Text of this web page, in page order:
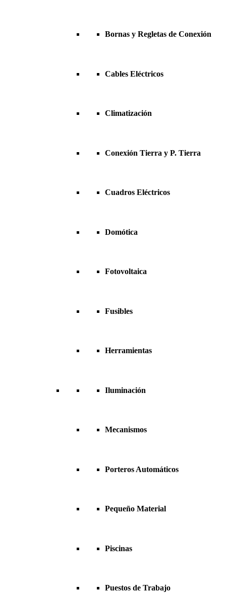
Bornas y Regletas de Conexión
Cables Eléctricos
Climatización
Conexión Tierra y P. Tierra
Cuadros Eléctricos
Domótica
Fotovoltaica
Fusibles
Herramientas
Iluminación
Mecanismos
Porteros Automáticos
Pequeño Material
Piscinas
Puestos de Trabajo